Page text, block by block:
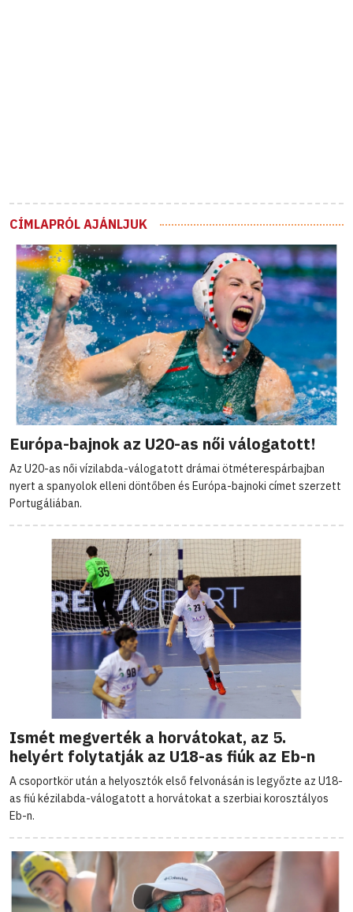
CÍMLAPRÓL AJÁNLJUK
Európa-bajnok az U20-as női válogatott!
Az U20-as női vízilabda-válogatott drámai ötméterespárbajban
nyert a spanyolok elleni döntőben és Európa-bajnoki címet szerzett
Portugáliában.
Ismét megverték a horvátokat, az 5.
helyért folytatják az U18-as fiúk az Eb-n
A csoportkör után a helyosztók első felvonásán is legyőzte az U18-
as fiú kézilabda-válogatott a horvátokat a szerbiai korosztályos
Eb-n.